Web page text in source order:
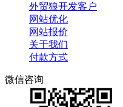
外贸狼开发客户
网站优化
网站报价
关于我们
付款方式
微信咨询